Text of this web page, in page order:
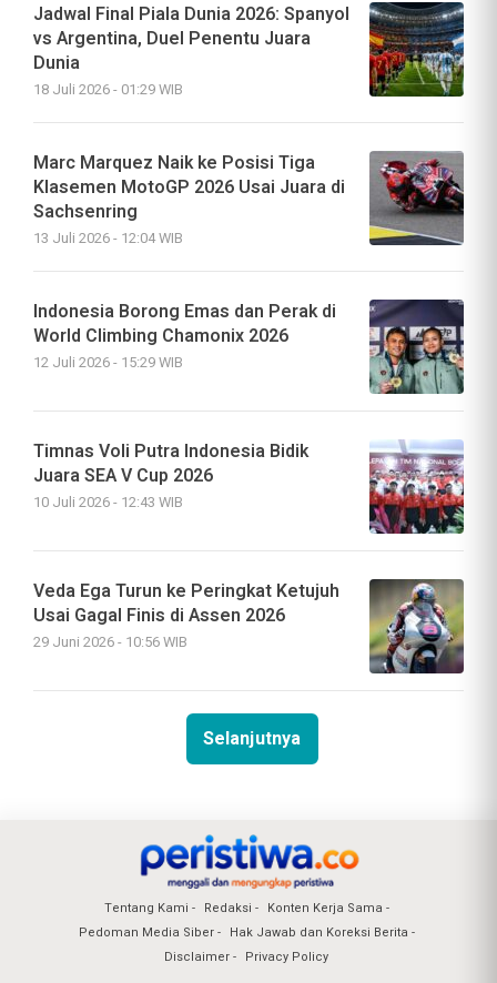
Jadwal Final Piala Dunia 2026: Spanyol
vs Argentina, Duel Penentu Juara
Dunia
18 Juli 2026 - 01:29 WIB
Marc Marquez Naik ke Posisi Tiga
Klasemen MotoGP 2026 Usai Juara di
Sachsenring
13 Juli 2026 - 12:04 WIB
Indonesia Borong Emas dan Perak di
World Climbing Chamonix 2026
12 Juli 2026 - 15:29 WIB
Timnas Voli Putra Indonesia Bidik
Juara SEA V Cup 2026
10 Juli 2026 - 12:43 WIB
Veda Ega Turun ke Peringkat Ketujuh
Usai Gagal Finis di Assen 2026
29 Juni 2026 - 10:56 WIB
Selanjutnya
Tentang Kami Redaksi
Konten Kerja Sama
Pedoman Media Siber
Hak Jawab dan Koreksi Berita
Disclaimer
Privacy Policy